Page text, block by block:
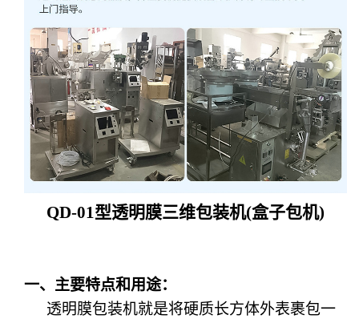
QD-01型透明膜三维包装机(盒子包机)
一、主要特点和用途：
透明膜包装机就是将硬质长方体外表裹包一